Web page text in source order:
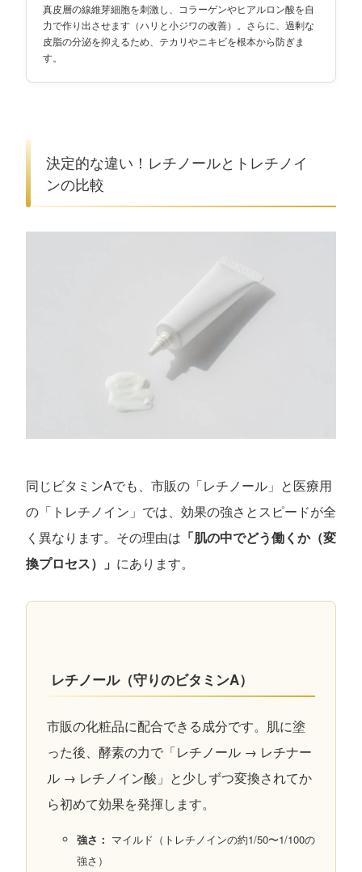
真皮層の線維芽細胞を刺激し、コラーゲンやヒアルロン酸を自
力で作り出させます（ハリと小ジワの改善）。さらに、過剰な
皮脂の分泌を抑えるため、テカリやニキビを根本から防ぎま
す。
決定的な違い！レチノールとトレチノイ
ンの比較
同じビタミンAでも、市販の「レチノール」と医療用
の「トレチノイン」では、効果の強さとスピードが全
く異なります。その理由は 「肌の中でどう働くか（変
換プロセス）」 にあります。
レチノール（守りのビタミンA）
市販の化粧品に配合できる成分です。肌に塗
った後、酵素の力で「レチノール → レチナー
ル → レチノイン酸」と少しずつ変換されてか
ら初めて効果を発揮します。
強さ： マイルド（トレチノインの約1/50〜1/100の
強さ）